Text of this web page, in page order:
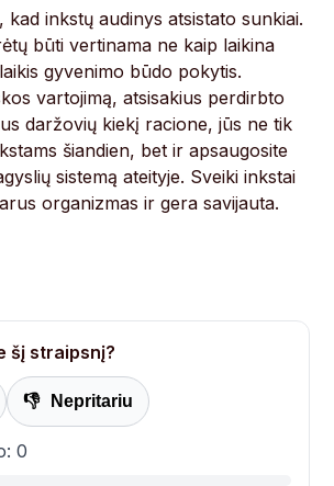
inkstų audinys atsistato sunkiai.
būti vertinama ne kaip laikina
gyvenimo būdo pokytis.
vartojimą, atsisakius perdirbto
daržovių kiekį racione, jūs ne tik
šiandien, bet ir apsaugosite
sistemą ateityje. Sveiki inkstai
organizmas ir gera savijauta.
šį straipsnį?
👎 Nepritariu
0